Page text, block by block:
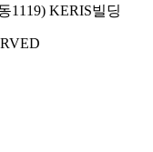
1119) KERIS빌딩